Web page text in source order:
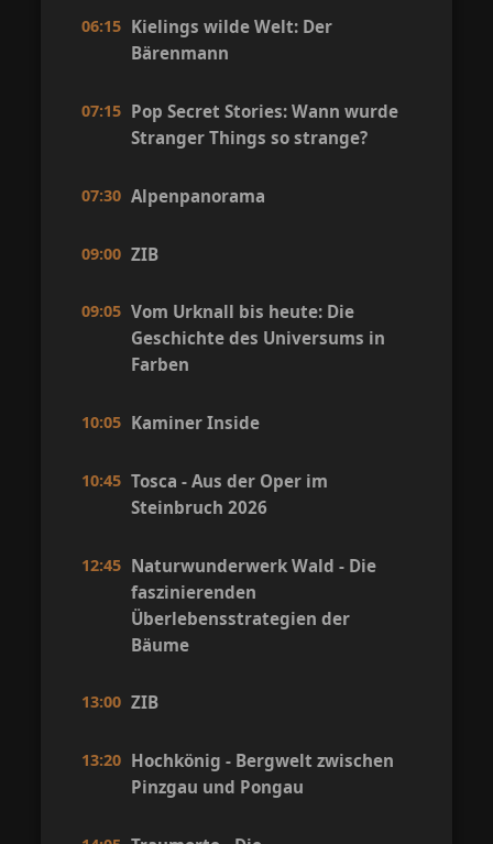
06:15 Kielings wilde Welt: Der
Bärenmann
07:15 Pop Secret Stories: Wann wurde
Stranger Things so strange?
07:30 Alpenpanorama
09:00 ZIB
09:05 Vom Urknall bis heute: Die
Geschichte des Universums in
Farben
10:05 Kaminer Inside
10:45 Tosca - Aus der Oper im
Steinbruch 2026
12:45 Naturwunderwerk Wald - Die
faszinierenden
Überlebensstrategien der
Bäume
13:00 ZIB
13:20 Hochkönig - Bergwelt zwischen
Pinzgau und Pongau